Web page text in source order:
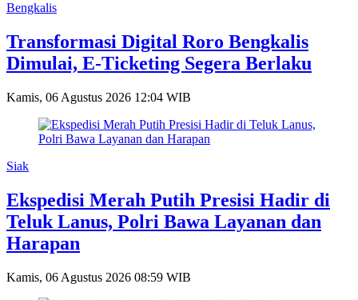
Bengkalis
Transformasi Digital Roro Bengkalis
Dimulai, E-Ticketing Segera Berlaku
Kamis, 06 Agustus 2026 12:04 WIB
Siak
Ekspedisi Merah Putih Presisi Hadir di
Teluk Lanus, Polri Bawa Layanan dan
Harapan
Kamis, 06 Agustus 2026 08:59 WIB